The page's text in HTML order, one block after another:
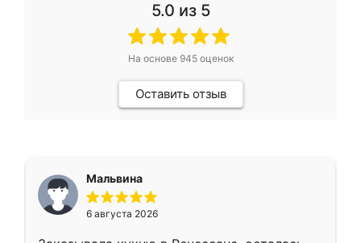
5.0 из 5
На основе 945оценок
Оставить отзыв
Мальвина
6 августа 2026